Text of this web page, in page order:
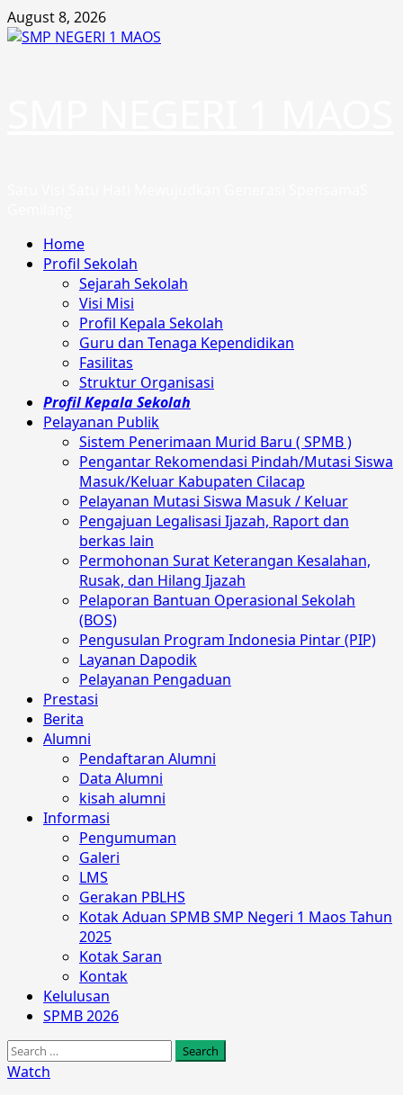
Skip
to
August 8, 2026
Primary
Menu
Home
Profil Sekolah
Sejarah Sekolah
Visi Misi
Profil Kepala Sekolah
Guru dan Tenaga Kependidikan
Fasilitas
Struktur Organisasi
Profil Kepala Sekolah
Pelayanan Publik
Sistem Penerimaan Murid Baru ( SPMB )
Pengantar Rekomendasi Pindah/Mutasi Siswa
Masuk/Keluar Kabupaten Cilacap
Pelayanan Mutasi Siswa Masuk / Keluar
Pengajuan Legalisasi Ijazah, Raport dan
berkas lain
Permohonan Surat Keterangan Kesalahan,
Rusak, dan Hilang Ijazah
Pelaporan Bantuan Operasional Sekolah
(BOS)
Pengusulan Program Indonesia Pintar (PIP)
Layanan Dapodik
Pelayanan Pengaduan
Prestasi
Berita
Alumni
Pendaftaran Alumni
Data Alumni
kisah alumni
Informasi
Pengumuman
Galeri
LMS
Gerakan PBLHS
Kotak Aduan SPMB SMP Negeri 1 Maos Tahun
2025
Kotak Saran
Kontak
Kelulusan
SPMB 2026
Search
for:
Watch